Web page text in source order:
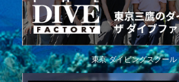
東京 ダイビングスクー